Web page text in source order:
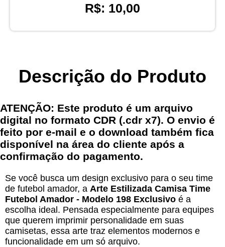
R$: 10,00
Descrição do Produto
ATENÇÃO: Este produto é um arquivo
digital no formato CDR (.cdr x7). O envio é
feito por e-mail e o download também fica
disponível na área do cliente após a
confirmação do pagamento.
Se você busca um design exclusivo para o seu time
de futebol amador, a Arte Estilizada Camisa Time
Futebol Amador - Modelo 198 Exclusivo é a
escolha ideal. Pensada especialmente para equipes
que querem imprimir personalidade em suas
camisetas, essa arte traz elementos modernos e
funcionalidade em um só arquivo.